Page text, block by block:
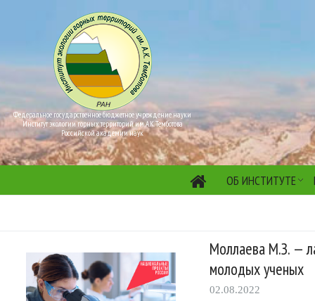
Федеральное государственное бюджетное учреждение науки
Институт экологии горных территорий им. А.К. Темботова
Российской академии наук
ОБ ИНСТИТУТЕ
Моллаева М.З. —
молодых ученых
02.08.2022